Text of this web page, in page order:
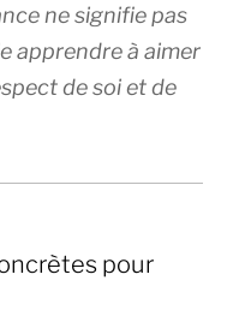
ne signifie pas
apprendre à aimer
de soi et de
pour